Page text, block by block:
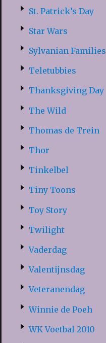
St. Patrick’s Day
Star Wars
Sylvanian Families
Teletubbies
Thanksgiving Day
The Wild
Thomas de Trein
Thor
Tinkelbel
Tiny Toons
Toy Story
Twilight
Vaderdag
Valentijnsdag
Veteranendag
Winnie de Poeh
WK Voetbal 2010